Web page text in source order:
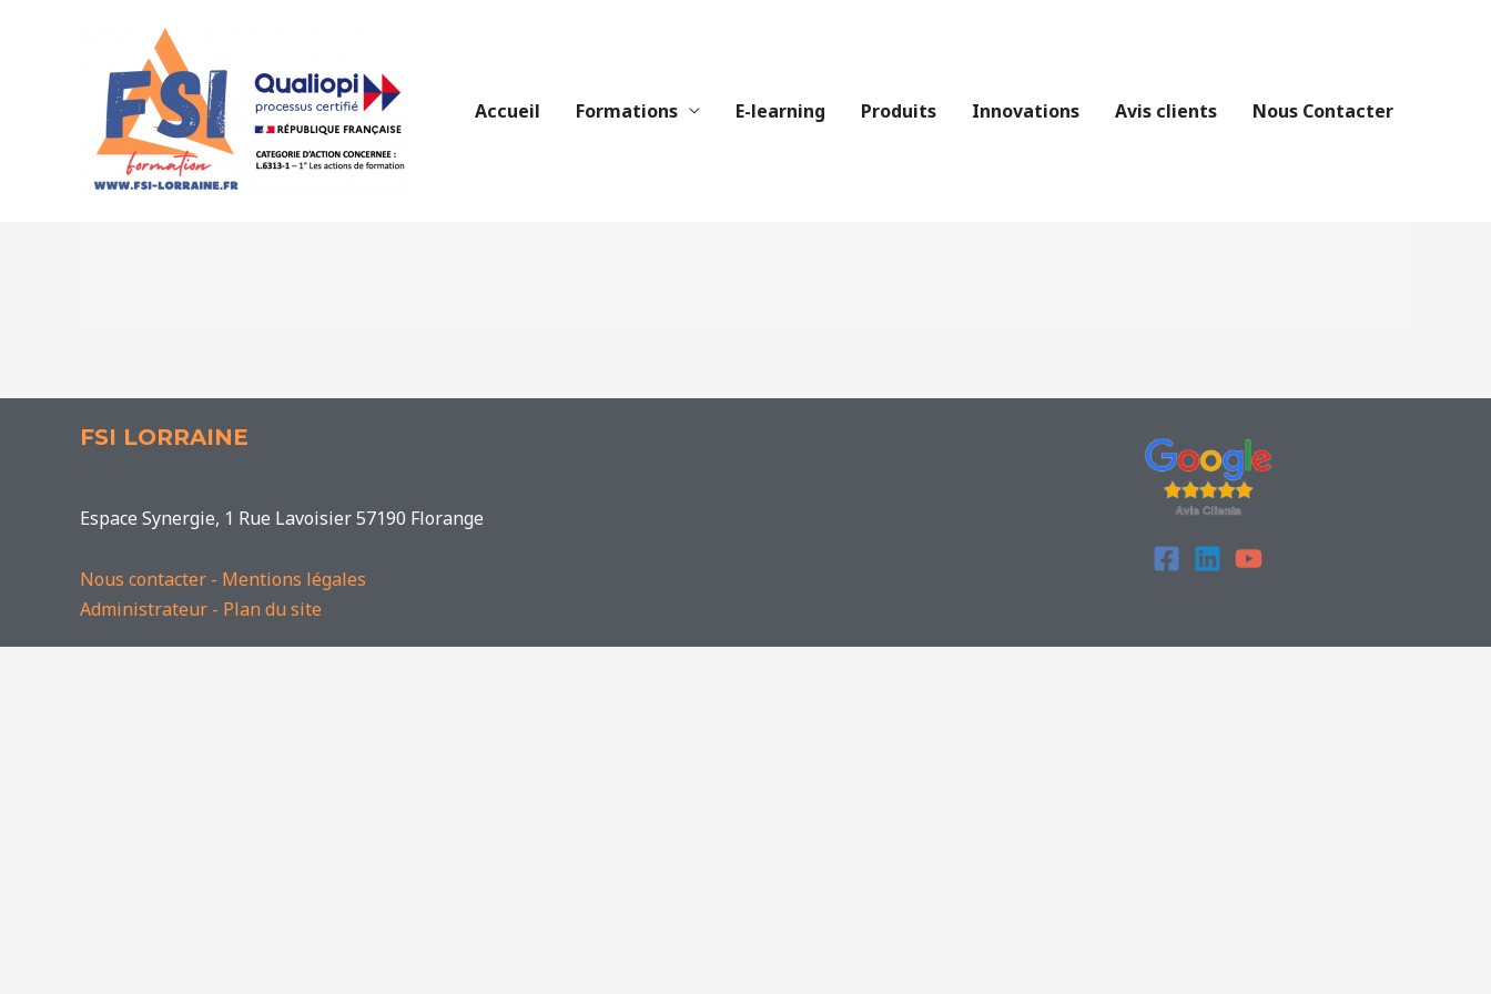
Accueil
Formations E-learning Produits Innovations Avis clients Nous Contacter
MAINTIEN ACTUALISATION DES COMPÉTENCES
FSI LORRAINE
Espace Synergie, 1 Rue Lavoisier 57190 Florange
Nous contacter - Mentions légales
Administrateur - Plan du site